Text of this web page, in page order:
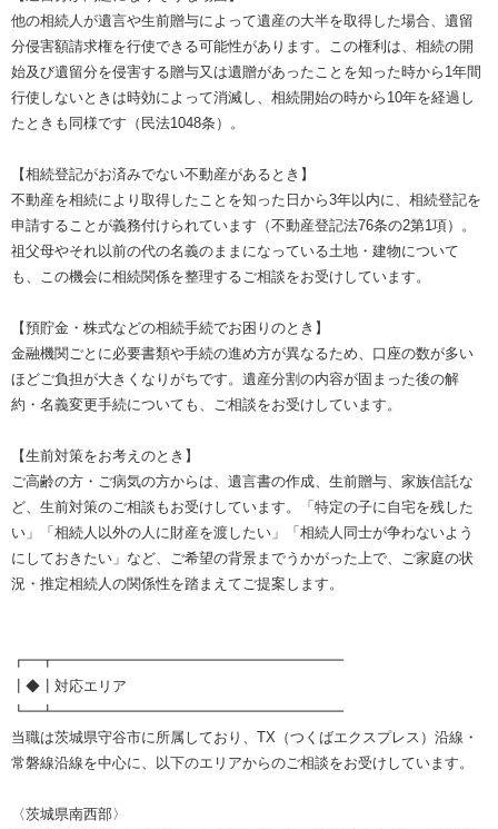
他の相続人が遺言や生前贈与によって遺産の大半を取得した場合、遺留
分侵害額請求権を行使できる可能性があります。この権利は、相続の開
始及び遺留分を侵害する贈与又は遺贈があったことを知った時から1年間
行使しないときは時効によって消滅し、相続開始の時から10年を経過し
たときも同様です（民法1048条）。
【相続登記がお済みでない不動産があるとき】
不動産を相続により取得したことを知った日から3年以内に、相続登記を
申請することが義務付けられています（不動産登記法76条の2第1項）。
祖父母やそれ以前の代の名義のままになっている土地・建物について
も、この機会に相続関係を整理するご相談をお受けしています。
【預貯金・株式などの相続手続でお困りのとき】
金融機関ごとに必要書類や手続の進め方が異なるため、口座の数が多い
ほどご負担が大きくなりがちです。遺産分割の内容が固まった後の解
約・名義変更手続についても、ご相談をお受けしています。
【生前対策をお考えのとき】
ご高齢の方・ご病気の方からは、遺言書の作成、生前贈与、家族信託な
ど、生前対策のご相談もお受けしています。「特定の子に自宅を残した
い」「相続人以外の人に財産を渡したい」「相続人同士が争わないよう
にしておきたい」など、ご希望の背景までうかがった上で、ご家庭の状
況・推定相続人の関係性を踏まえてご提案します。
┏━┳━━━━━━━━━━━━━━━━━━━━
┃◆┃対応エリア
┗━┻━━━━━━━━━━━━━━━━━━━━
当職は茨城県守谷市に所属しており、TX（つくばエクスプレス）沿線・
常磐線沿線を中心に、以下のエリアからのご相談をお受けしています。
〈茨城県南西部〉